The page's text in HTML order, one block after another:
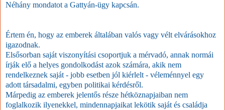
Néhány mondatot a Gattyán-ügy kapcsán.
Értem én, hogy az emberek általában valós vagy vélt elvárásokhoz
igazodnak.
Elsősorban saját viszonyítási csoportjuk a mérvadó, annak normái
írják elő a helyes gondolkodást azok számára, akik nem
rendelkeznek saját - jobb esetben jól kiérlelt - véleménnyel egy
adott társadalmi, egyben politikai kérdésről.
Márpedig az emberek jelentős része hétköznapjaiban nem
foglalkozik ilyenekkel, mindennapjaikat lekötik saját és családja